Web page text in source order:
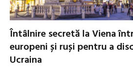
Întâlnire secretă la Viena
europeni și ruși pentru a
Ucraina